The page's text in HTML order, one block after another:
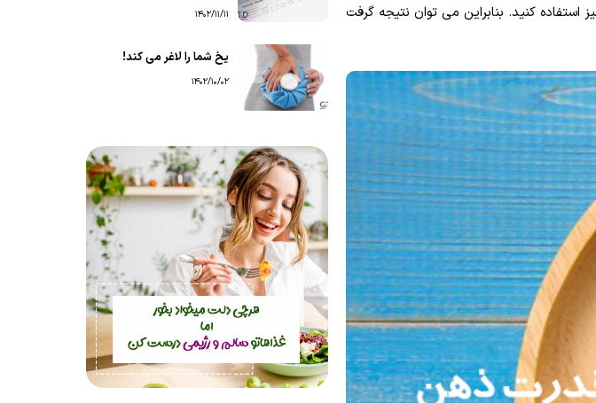
کنید. بنابراین می توان نتیجه گرفت
1402/11/11
یخ شما را لاغر می کند!
1402/10/02